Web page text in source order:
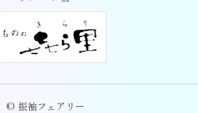
© 振袖フェアリー